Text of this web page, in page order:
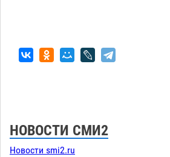
НОВОСТИ СМИ2
Новости smi2.ru